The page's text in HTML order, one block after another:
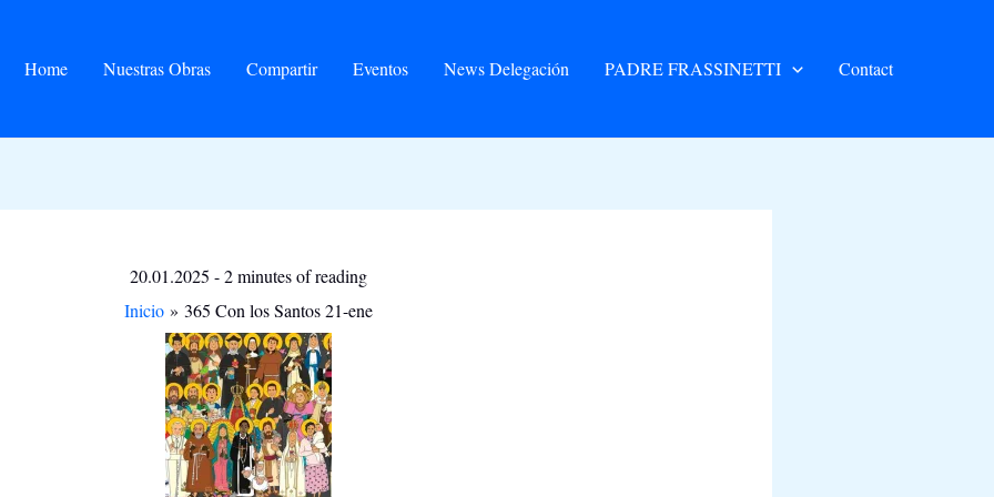
Home Nuestras Obras Compartir Eventos News Delegación PADRE FRASSINETTI Contact
20.01.2025 -2 minutes of reading
Inicio
365 Con los Santos 21-ene